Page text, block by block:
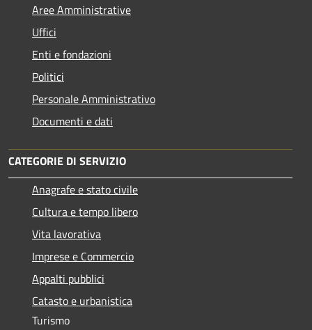
Aree Amministrative
Uffici
Enti e fondazioni
Politici
Personale Amministrativo
Documenti e dati
CATEGORIE DI SERVIZIO
Anagrafe e stato civile
Cultura e tempo libero
Vita lavorativa
Imprese e Commercio
Appalti pubblici
Catasto e urbanistica
Turismo